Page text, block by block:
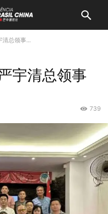
清总领事...
宇清总领事
739